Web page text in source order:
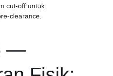
cut-off untuk
clearance.
—